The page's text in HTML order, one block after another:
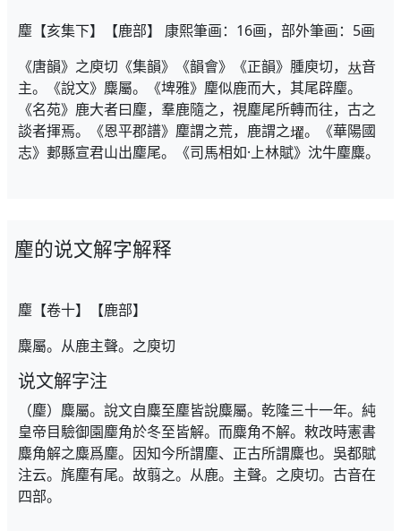
麈【亥集下】【鹿部】 康熙筆画：16画，部外筆画：5画
《唐韻》之庾切《集韻》《韻會》《正韻》腫庾切，
音
主。《說文》麋屬。《埤雅》麈似鹿而大，其尾辟麈。
《名苑》鹿大者曰麈，羣鹿隨之，視麈尾所轉而往，古之
談者揮焉。《恩平郡譜》麈謂之荒，鹿謂之
。《華陽國
志》郪縣宣君山出麈尾。《司馬相如·上林賦》沈牛麈麋。
麈的说文解字解释
麈【卷十】【鹿部】
麋屬。从鹿主聲。之庾切
说文解字注
（麈）麋屬。說文自麋至麈皆說麋屬。乾隆三十一年。純
皇帝目驗御園麈角於冬至皆解。而麋角不解。敕改時憲書
麋角解之麋爲麈。因知今所謂麈、正古所謂麋也。吳都賦
注云。旄麈有尾。故翦之。从鹿。主聲。之庾切。古音在
四部。